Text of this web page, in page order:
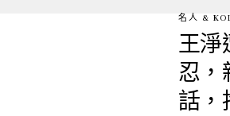
名人 &
王淨
忍，
話，